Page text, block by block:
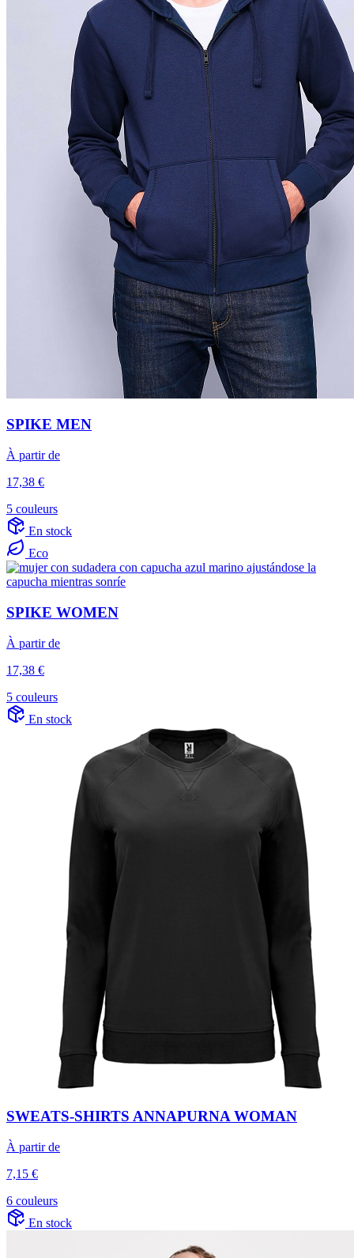
SPIKE MEN
À partir de
17,38 €
5 couleurs
En stock
Eco
SPIKE WOMEN
À partir de
17,38 €
5 couleurs
En stock
SWEATS-SHIRTS ANNAPURNA WOMAN
À partir de
7,15 €
6 couleurs
En stock